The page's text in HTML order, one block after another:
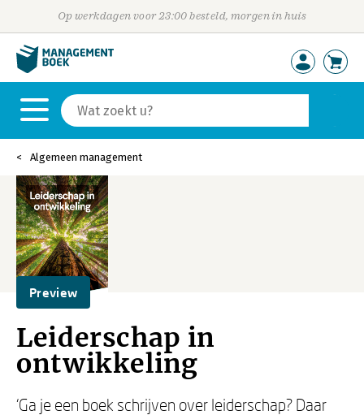
Op werkdagen voor 23:00 besteld, morgen in huis
Algemeen management
Preview
Leiderschap in
ontwikkeling
‘Ga je een boek schrijven over leiderschap? Daar